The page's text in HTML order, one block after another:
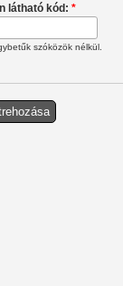
látható kód:*
szóközök nélkül.